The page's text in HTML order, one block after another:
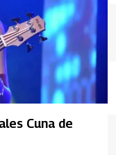
Cuna de